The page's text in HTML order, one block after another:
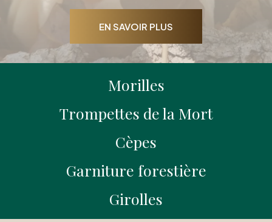
EN SAVOIR PLUS
Morilles
Trompettes de la Mort
Cèpes
Garniture forestière
Girolles